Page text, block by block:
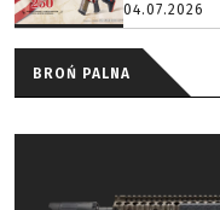
04.07.2026
BROŃ PALNA